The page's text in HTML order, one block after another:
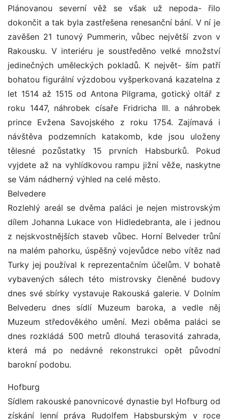
Plánovanou severní věž se však už nepoda- řilo
dokončit a tak byla zastřešena renesanční bání. V ní je
zavěšen 21 tunový Pummerin, vůbec největší zvon v
Rakousku. V interiéru je soustředěno velké množství
jedinečných uměleckých pokladů. K největ- ším patří
bohatou figurální výzdobou vyšperkovaná kazatelna z
let 1514 až 1515 od Antona Pilgrama, gotický oltář z
roku 1447, náhrobek císaře Fridricha III. a náhrobek
prince Evžena Savojského z roku 1754. Zajímavá i
návštěva podzemních katakomb, kde jsou uloženy
tělesné pozůstatky 15 prvních Habsburků. Pokud
vyjdete až na vyhlídkovou rampu jižní věže, naskytne
se Vám nádherný výhled na celé město.
Belvedere
Rozlehlý areál se dvěma paláci je nejen mistrovským
dílem Johanna Lukace von Hidledebranta, ale i jednou
z nejskvostnějších staveb vůbec. Horní Belveder trůní
na malém pahorku, úspěšný vojevůdce nebo vítěz nad
Turky jej používal k reprezentačním účelům. V bohatě
vybavených sálech této mistrovsky členěné budovy
dnes své sbírky vystavuje Rakouská galerie. V Dolním
Belvederu dnes sídlí Muzeum baroka, a vedle něj
Muzeum středověkého umění. Mezi oběma paláci se
dnes rozkládá 500 metrů dlouhá terasovitá zahrada,
která má po nedávné rekonstrukci opět původní
barokní podobu.
Hofburg
Sídlem rakouské panovnicové dynastie byl Hofburg od
získání lenní práva Rudolfem Habsburským v roce